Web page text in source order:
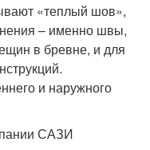
«теплый шов»,
– именно швы,
в бревне, и для
и наружного
САЗИ